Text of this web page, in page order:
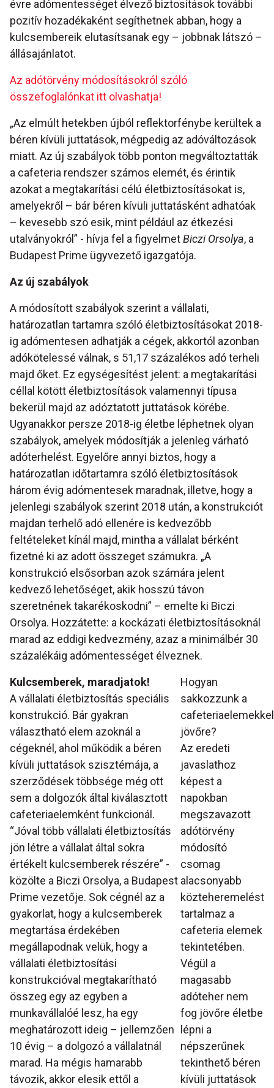
évre adómentességet élvező biztosítások további
pozitív hozadékaként segíthetnek abban, hogy a
kulcsembereik elutasítsanak egy – jobbnak látszó –
állásajánlatot.
Az adótörvény módosításokról szóló
összefoglalónkat itt olvashatja!
„Az elmúlt hetekben újból reflektorfénybe kerültek a
béren kívüli juttatások, mégpedig az adóváltozások
miatt. Az új szabályok több ponton megváltoztatták
a cafeteria rendszer számos elemét, és érintik
azokat a megtakarítási célú életbiztosításokat is,
amelyekről – bár béren kívüli juttatásként adhatóak
– kevesebb szó esik, mint például az étkezési
utalványokról” - hívja fel a figyelmetBiczi Orsolya, a
Budapest Prime ügyvezető igazgatója.
Az új szabályok
A módosított szabályok szerint a vállalati,
határozatlan tartamra szóló életbiztosításokat 2018-
ig adómentesen adhatják a cégek, akkortól azonban
adókötelessé válnak, s 51,17 százalékos adó terheli
majd őket. Ez egységesítést jelent: a megtakarítási
céllal kötött életbiztosítások valamennyi típusa
bekerül majd az adóztatott juttatások körébe.
Ugyanakkor persze 2018-ig életbe léphetnek olyan
szabályok, amelyek módosítják a jelenleg várható
adóterhelést. Egyelőre annyi biztos, hogy a
határozatlan időtartamra szóló életbiztosítások
három évig adómentesek maradnak, illetve, hogy a
jelenlegi szabályok szerint 2018 után, a konstrukciót
majdan terhelő adó ellenére is kedvezőbb
feltételeket kínál majd, mintha a vállalat bérként
fizetné ki az adott összeget számukra. „A
konstrukció elsősorban azok számára jelent
kedvező lehetőséget, akik hosszú távon
szeretnének takarékoskodni” – emelte ki Biczi
Orsolya. Hozzátette: a kockázati életbiztosításoknál
marad az eddigi kedvezmény, azaz a minimálbér 30
százalékáig adómentességet élveznek.
Hogyan
sakkozzunk a
cafeteriaelemekkel
jövőre?
Az eredeti
javaslathoz
képest a
napokban
megszavazott
adótörvény
módosító
csomag
alacsonyabb
közteheremelést
tartalmaz a
cafeteria elemek
tekintetében.
Végül a
magasabb
adóteher nem
fog jövőre életbe
lépni a
népszerűnek
tekinthető béren
kívüli juttatások
Kulcsemberek, maradjatok!
A vállalati életbiztosítás speciális
konstrukció. Bár gyakran
választható elem azoknál a
cégeknél, ahol működik a béren
kívüli juttatások szisztémája, a
szerződések többsége még ott
sem a dolgozók által kiválasztott
cafeteriaelemként funkcionál.
“Jóval több vállalati életbiztosítás
jön létre a vállalat által sokra
értékelt kulcsemberek részére” -
közölte a Biczi Orsolya, a Budapest
Prime vezetője. Sok cégnél az a
gyakorlat, hogy a kulcsemberek
megtartása érdekében
megállapodnak velük, hogy a
vállalati életbiztosítási
konstrukcióval megtakarítható
összeg egy az egyben a
munkavállalóé lesz, ha egy
meghatározott ideig – jellemzően
10 évig – a dolgozó a vállalatnál
marad. Ha mégis hamarabb
távozik, akkor elesik ettől a